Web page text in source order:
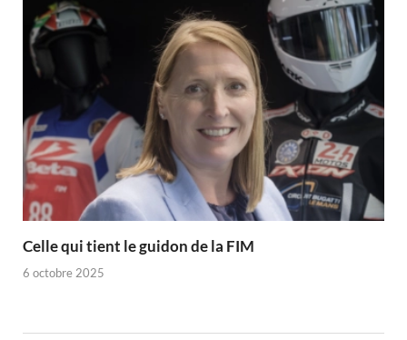
Celle qui tient le guidon de la FIM
6 octobre 2025